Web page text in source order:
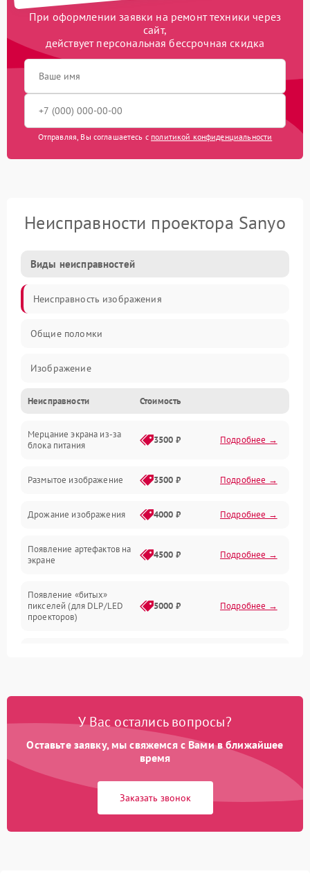
При оформлении заявки на ремонт техники через
сайт,
действует персональная бессрочная скидка
Отправляя, Вы соглашаетесь с политикой конфиденциальности
Неисправности проектора Sanyo
Виды неисправностей
Неисправность изображения
Общие поломки
Изображение
Лампа подсветки
Неисправность управления и интерфейсов
Неисправности Стоимость
Мерцание экрана из-за
блока питания
3500 ₽ Подробнее →
Размытое изображение 3500 ₽ Подробнее →
Дрожание изображения 4000 ₽ Подробнее →
Появление артефактов на
экране
4500 ₽ Подробнее →
Появление «битых»
пикселей (для DLP/LED
проекторов)
5000 ₽ Подробнее →
Нестабильная яркость или
Неравномерная подсветка
4500 ₽ Подробнее →
автоматическая коррекция
трапеции (Keystone)
3000 ₽ Подробнее →
У Вас остались вопросы?
Оставьте заявку, мы свяжемся с Вами в ближайшее
время
Заказать звонок